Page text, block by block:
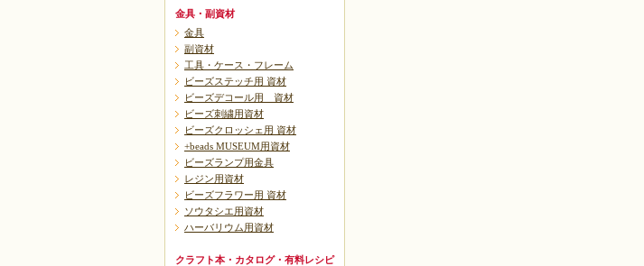
金具・副資材
金具
副資材
工具・ケース・フレーム
ビーズステッチ用 資材
ビーズデコール用 資材
ビーズ刺繍用資材
ビーズクロッシェ用 資材
+beads MUSEUM用資材
ビーズランプ用金具
レジン用資材
ビーズフラワー用 資材
ソウタシエ用資材
ハーバリウム用資材
クラフト本・カタログ・有料レシピ